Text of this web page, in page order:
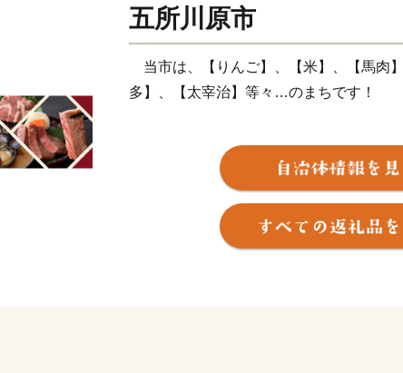
五所川原市
当市は、【りんご】、【米】、【馬肉
多】、【太宰治】等々…のまちです！
五所川原市は、青森県の津軽平野のほ
に津軽富士として親しまれている岩木山
自然に恵まれた市です。十三湖がある市
り、間に他の町を挟む珍しい立地となっ
人口は約５万人で、夏のねぷた祭「立